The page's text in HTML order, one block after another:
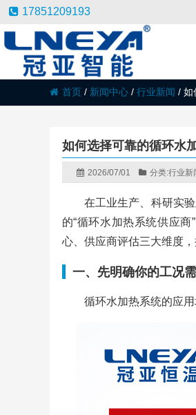
17851209193
首页 / 新闻中心 / 行业新闻 / 如
如何选择可靠的循环水
2026/07/01 分类:行业新
在工业生产、科研实
的“循环水加热系统供应
心、供应商评估三大维度
一、先明确你的工况
循环水加热系统的应